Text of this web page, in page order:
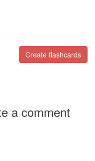
Create flashcards
a comment